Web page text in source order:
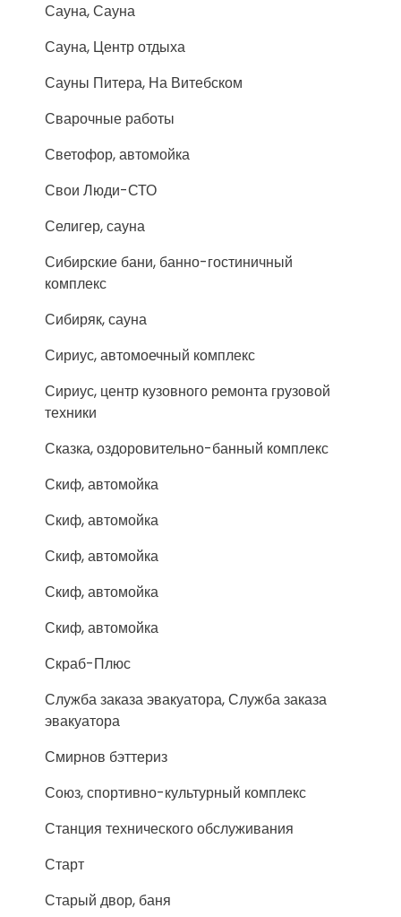
Сауна, Сауна
Сауна, Центр отдыха
Сауны Питера, На Витебском
Сварочные работы
Светофор, автомойка
Свои Люди-СТО
Селигер, сауна
Сибирские бани, банно-гостиничный
комплекс
Сибиряк, сауна
Сириус, автомоечный комплекс
Сириус, центр кузовного ремонта грузовой
техники
Сказка, оздоровительно-банный комплекс
Скиф, автомойка
Скиф, автомойка
Скиф, автомойка
Скиф, автомойка
Скиф, автомойка
Скраб-Плюс
Служба заказа эвакуатора, Служба заказа
эвакуатора
Смирнов бэттериз
Союз, спортивно-культурный комплекс
Станция технического обслуживания
Старт
Старый двор, баня